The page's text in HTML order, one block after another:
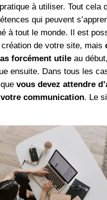
à utiliser. Tout cela
qui peuvent
à tout le monde. Il est
de votre site, mais
forcément utile au
ensuite. Dans tous les
vous devez attendre
communication. Le